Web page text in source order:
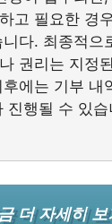
고 필요한 경
다. 최종적으
권리는 지정
에는 기부 내
진행될 수 있습
더 자세히 보